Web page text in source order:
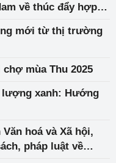
về thúc đẩy hợp
mới từ thị trường
mùa Thu 2025
lượng xanh: Hướng
hoá và Xã hội,
pháp luật về